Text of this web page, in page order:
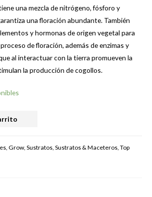
una mezcla de nitrógeno, fósforo y
una floración abundante. También
y hormonas de origen vegetal para
de floración, además de enzimas y
al interactuar con la tierra promueven la
la producción de cogollos.
Grow, Sustratos Sustratos & Maceteros Top